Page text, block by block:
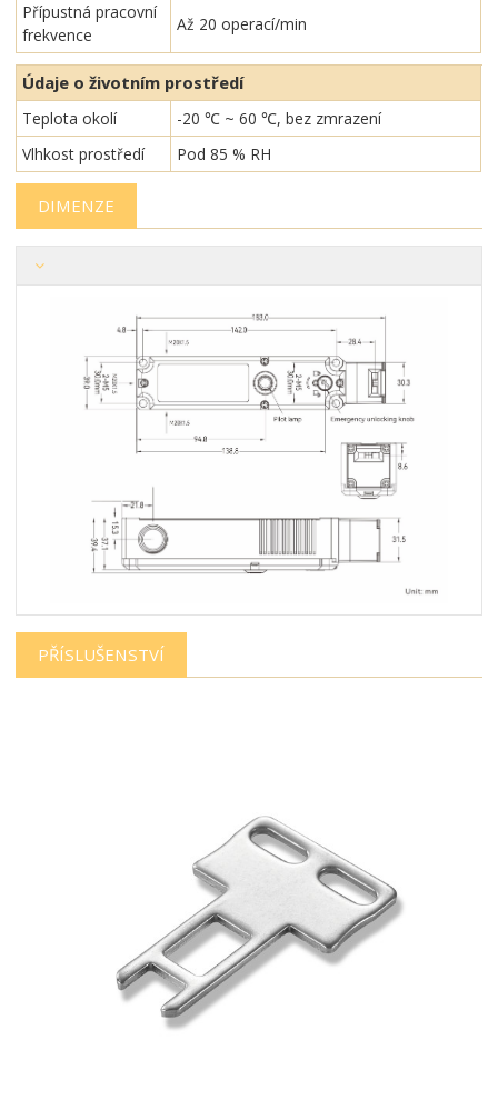
Přípustná pracovní
frekvence
Až 20 operací/min
Údaje o životním prostředí
Teplota okolí
-20 ℃ ~ 60 ℃, bez zmrazení
Vlhkost prostředí
Pod 85 % RH
DIMENZE
PŘÍSLUŠENSTVÍ